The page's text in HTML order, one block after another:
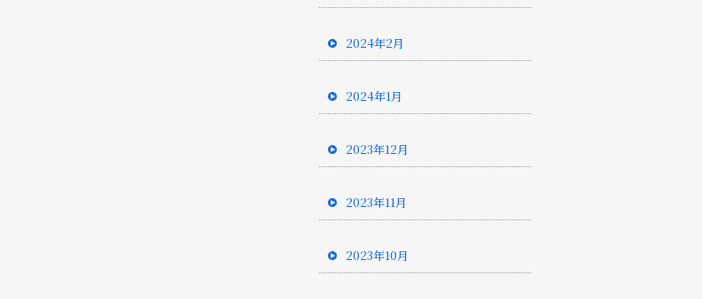
2024年2月
2024年1月
2023年12月
2023年11月
2023年10月